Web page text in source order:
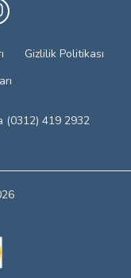
Gizlilik Politikası
(0312) 419 2932